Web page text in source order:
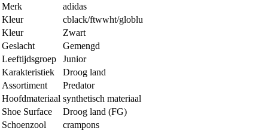
Merk
adidas
Kleur
cblack/ftwwht/globlu
Kleur
Zwart
Geslacht
Gemengd
Leeftijdsgroep
Junior
Karakteristiek
Droog land
Assortiment
Predator
Hoofdmateriaal synthetisch materiaal
Shoe Surface
Droog land (FG)
Schoenzool
crampons